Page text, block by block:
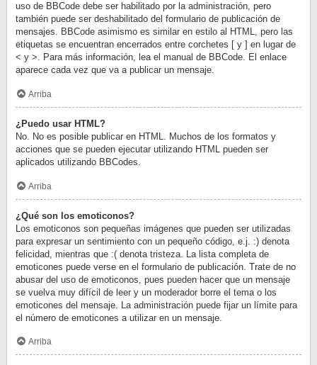
uso de BBCode debe ser habilitado por la administración, pero
también puede ser deshabilitado del formulario de publicación de
mensajes. BBCode asimismo es similar en estilo al HTML, pero las
etiquetas se encuentran encerrados entre corchetes [ y ] en lugar de
< y >. Para más información, lea el manual de BBCode. El enlace
aparece cada vez que va a publicar un mensaje.
Arriba
¿Puedo usar HTML?
No. No es posible publicar en HTML. Muchos de los formatos y
acciones que se pueden ejecutar utilizando HTML pueden ser
aplicados utilizando BBCodes.
Arriba
¿Qué son los emoticonos?
Los emoticonos son pequeñas imágenes que pueden ser utilizadas
para expresar un sentimiento con un pequeño código, e.j. :) denota
felicidad, mientras que :( denota tristeza. La lista completa de
emoticones puede verse en el formulario de publicación. Trate de no
abusar del uso de emoticonos, pues pueden hacer que un mensaje
se vuelva muy difícil de leer y un moderador borre el tema o los
emoticones del mensaje. La administración puede fijar un límite para
el número de emoticones a utilizar en un mensaje.
Arriba